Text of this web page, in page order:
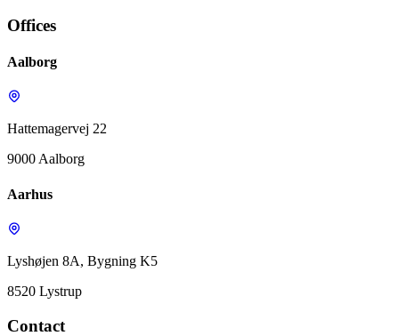
Offices
Aalborg
Hattemagervej 22
9000 Aalborg
Aarhus
Lyshøjen 8A, Bygning K5
8520 Lystrup
Contact